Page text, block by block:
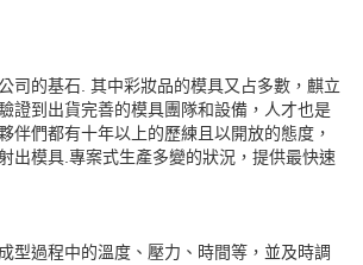
司的基石. 其中彩妝品的模具又占多數，麒立
證到出貨完善的模具團隊和設備，人才也是
伴們都有十年以上的歷練且以開放的態度，
出模具.專案式生產多變的狀況，提供最快速
型過程中的溫度、壓力、時間等，並及時調